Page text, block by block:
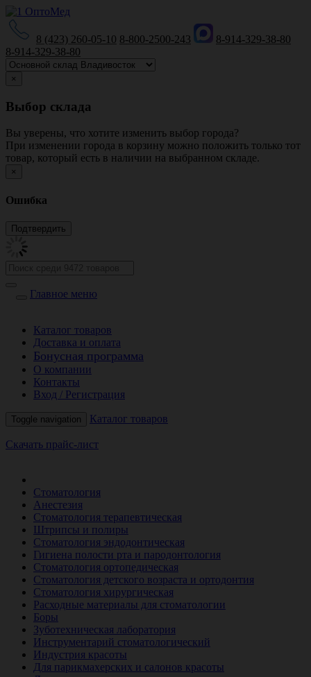
8 (423) 260-05-10 8-800-2500-243
8-914-329-38-80
8-914-329-38-80
×
Выбор склада
Вы уверены, что хотите изменить выбор города?
При изменении города в корзину можно положить только тот
товар, который есть в наличии на выбранном складе.
×
Ошибка
Главное меню
Каталог товаров
Доставка и оплата
Бонусная программа
О компании
Контакты
Вход / Регистрация
Toggle navigation Каталог товаров
Скачать прайс-лист
Стоматология
Анестезия
Стоматология терапевтическая
Штрипсы и полиры
Стоматология эндодонтическая
Гигиена полости рта и пародонтология
Стоматология ортопедическая
Стоматология детского возраста и ортодонтия
Стоматология хирургическая
Расходные материалы для стоматологии
Боры
Зуботехническая лаборатория
Инструментарий стоматологический
Индустрия красоты
Для парикмахерских и салонов красоты